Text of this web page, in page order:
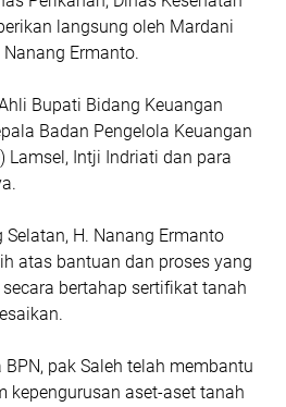
langsung oleh Mardani
Ermanto.
Bupati Bidang Keuangan
Badan Pengelola Keuangan
Lamsel, Intji Indriati dan para
H. Nanang Ermanto
atas bantuan dan proses yang
bertahap sertifikat tanah
pak Saleh telah membantu
kepengurusan aset-aset tanah